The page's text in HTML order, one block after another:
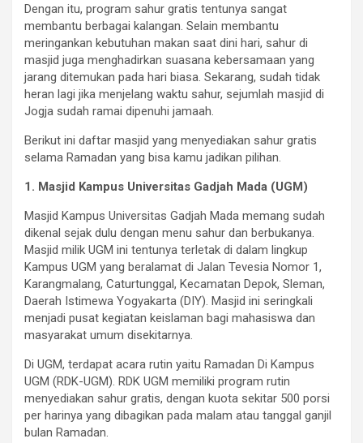
Dengan itu, program sahur gratis tentunya sangat
membantu berbagai kalangan. Selain membantu
meringankan kebutuhan makan saat dini hari, sahur di
masjid juga menghadirkan suasana kebersamaan yang
jarang ditemukan pada hari biasa. Sekarang, sudah tidak
heran lagi jika menjelang waktu sahur, sejumlah masjid di
Jogja sudah ramai dipenuhi jamaah.
Berikut ini daftar masjid yang menyediakan sahur gratis
selama Ramadan yang bisa kamu jadikan pilihan.
1. Masjid Kampus Universitas Gadjah Mada (UGM)
Masjid Kampus Universitas Gadjah Mada memang sudah
dikenal sejak dulu dengan menu sahur dan berbukanya.
Masjid milik UGM ini tentunya terletak di dalam lingkup
Kampus UGM yang beralamat di Jalan Tevesia Nomor 1,
Karangmalang, Caturtunggal, Kecamatan Depok, Sleman,
Daerah Istimewa Yogyakarta (DIY). Masjid ini seringkali
menjadi pusat kegiatan keislaman bagi mahasiswa dan
masyarakat umum disekitarnya.
Di UGM, terdapat acara rutin yaitu Ramadan Di Kampus
UGM (RDK-UGM). RDK UGM memiliki program rutin
menyediakan sahur gratis, dengan kuota sekitar 500 porsi
per harinya yang dibagikan pada malam atau tanggal ganjil
bulan Ramadan.